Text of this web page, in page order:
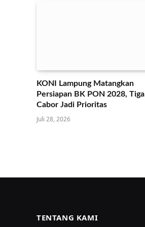
KONI Lampung Matangkan
Persiapan BK PON 2028, Tiga
Cabor Jadi Prioritas
Juli 28, 2026
TENTANG KAMI